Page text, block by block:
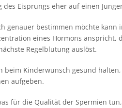
des Eisprungs eher auf einen
genauer bestimmen möchte
eines Hormons anspricht,
Regelblutung auslöst.
beim Kinderwunsch gesund
aufgeben.
für die Qualität der Spermien